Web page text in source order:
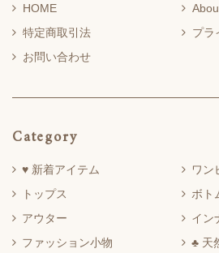
HOME
特定商取引法
プラ
お問い合わせ
Category
♥ 新着アイテム
ワン
トップス
ボト
アウター
イン
ファッション小物
♣ 天